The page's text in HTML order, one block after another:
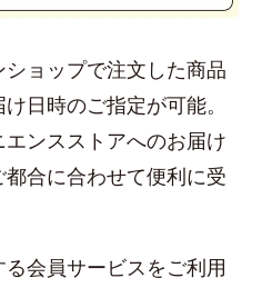
ョップで注文した商品
日時のご指定が可能。
ンスストアへのお届け
合に合わせて便利に受
会員サービスをご利用